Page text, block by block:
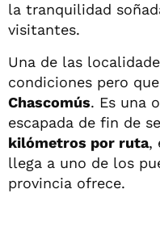
la tranquilidad
visitantes.
Una de las
condiciones pero
Chascomús. Es una
escapada de fin de
kilómetros por ruta,
llega a uno de los
provincia ofrece.